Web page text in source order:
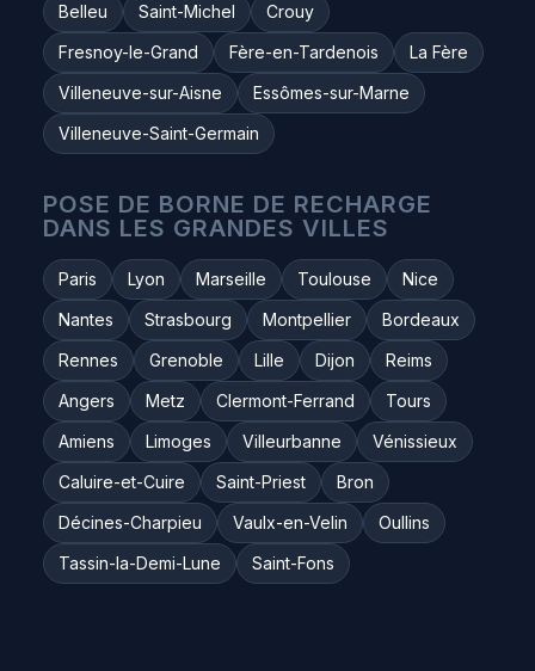
Belleu
Saint-Michel
Crouy
Fresnoy-le-Grand
Fère-en-Tardenois
La Fère
Villeneuve-sur-Aisne
Essômes-sur-Marne
Villeneuve-Saint-Germain
POSE DE BORNE DE RECHARGE
DANS LES GRANDES VILLES
Paris Lyon Marseille Toulouse
Nice
Nantes
Strasbourg Montpellier
Bordeaux
Rennes
Grenoble Lille Dijon
Reims
Angers
Metz Clermont-Ferrand
Tours
Amiens
Limoges Villeurbanne
Vénissieux
Caluire-et-Cuire
Saint-Priest
Bron
Décines-Charpieu
Vaulx-en-Velin
Oullins
Tassin-la-Demi-Lune
Saint-Fons